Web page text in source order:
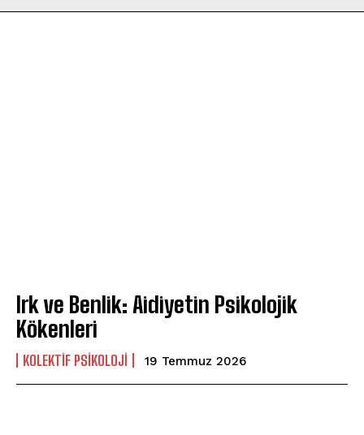
Irk ve Benlik: Aidiyetin Psikolojik
Kökenleri
KOLEKTIF PSIKOLOJI 19 Temmuz 2026